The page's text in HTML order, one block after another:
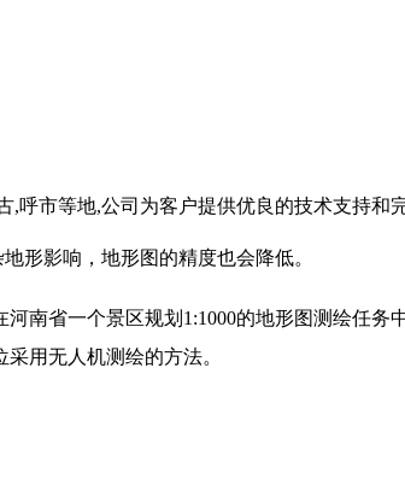
呼市等地,公司为客户提供优良的技术支持和
形影响，地形图的精度也会降低。
南省一个景区规划1:1000的地形图测绘任务
用无人机测绘的方法。